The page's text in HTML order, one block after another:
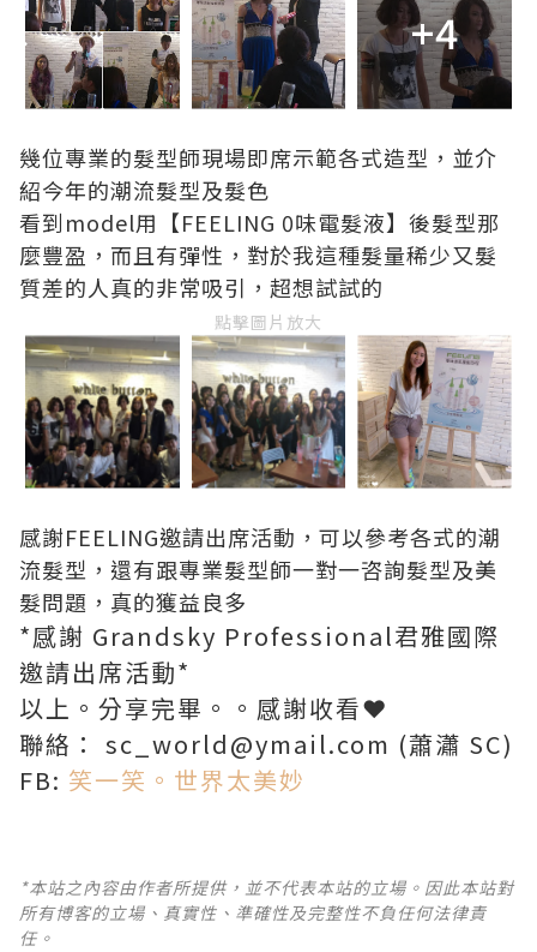
+4
幾位專業的髮型師現場即席示範各式造型，並介
紹今年的潮流髮型及髮色
看到model用【FEELING 0味電髮液】後髮型那
麼豐盈，而且有彈性，對於我這種髮量稀少又髮
質差的人真的非常吸引，超想試試的
點擊圖片放大
感謝FEELING邀請出席活動，可以參考各式的潮
流髮型，還有跟專業髮型師一對一咨詢髮型及美
髮問題，真的獲益良多
*感謝 Grandsky Professional君雅國際
邀請出席活動*
以上。分享完畢。。感謝收看❤
聯絡： sc_world@ymail.com (蕭瀟 SC)
FB: 笑一笑。世界太美妙
*本站之內容由作者所提供，並不代表本站的立場。因此本站對
所有博客的立場、真實性、準確性及完整性不負任何法律責
任。